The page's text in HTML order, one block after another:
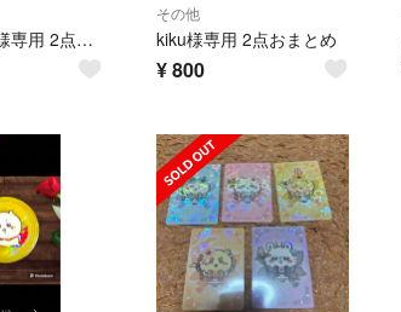
みずきみき様専用 2点おまとめ
その他
kiku様専用 2点おまとめ
¥800